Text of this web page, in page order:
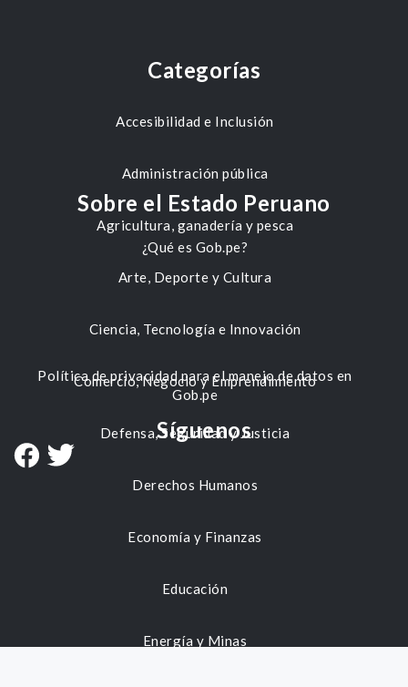
Categorías
Accesibilidad e Inclusión
Administración pública
Agricultura, ganadería y pesca
Arte, Deporte y Cultura
Ciencia, Tecnología e Innovación
Comercio, Negocio y Emprendimiento
Defensa, Seguridad y Justicia
Derechos Humanos
Economía y Finanzas
Educación
Energía y Minas
Sobre el Estado Peruano
¿Qué es Gob.pe?
Política de privacidad para el manejo de datos en
Gob.pe
Síguenos